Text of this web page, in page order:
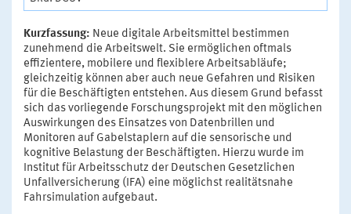
Kurzfassung: Neue digitale Arbeitsmittel bestimmen
zunehmend die Arbeitswelt. Sie ermöglichen oftmals
effizientere, mobilere und flexiblere Arbeitsabläufe;
gleichzeitig können aber auch neue Gefahren und Risiken
für die Beschäftigten entstehen. Aus diesem Grund befasst
sich das vorliegende Forschungsprojekt mit den möglichen
Auswirkungen des Einsatzes von Datenbrillen und
Monitoren auf Gabelstaplern auf die sensorische und
kognitive Belastung der Beschäftigten. Hierzu wurde im
Institut für Arbeitsschutz der Deutschen Gesetzlichen
Unfallversicherung (IFA) eine möglichst realitätsnahe
Fahrsimulation aufgebaut.